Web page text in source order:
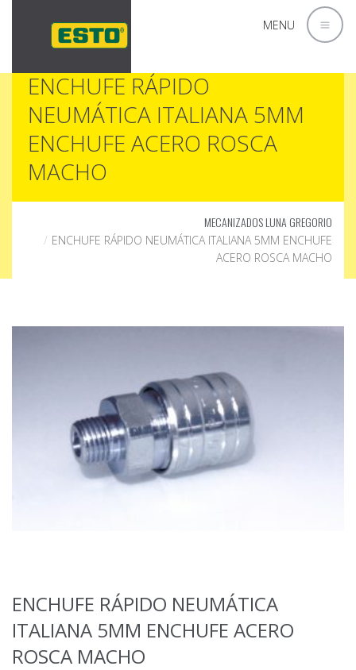
MENU
ENCHUFE RÁPIDO
NEUMÁTICA ITALIANA 5MM
ENCHUFE ACERO ROSCA
MACHO
MECANIZADOS LUNA GREGORIO
ENCHUFE RÁPIDO NEUMÁTICA ITALIANA 5MM ENCHUFE
ACERO ROSCA MACHO
ENCHUFE RÁPIDO NEUMÁTICA
ITALIANA 5MM ENCHUFE ACERO
ROSCA MACHO